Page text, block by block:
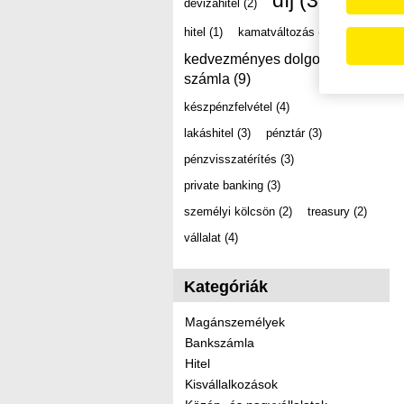
devizahitel (2)
hitel (1) kamatváltozás (2)
kedvezményes dolgozói
számla (9)
készpénzfelvétel (4)
lakáshitel (3) pénztár (3)
pénzvisszatérítés (3)
private banking (3)
személyi kölcsön (2) treasury (2)
vállalat (4)
Kategóriák
Magánszemélyek
Bankszámla
Hitel
Kisvállalkozások